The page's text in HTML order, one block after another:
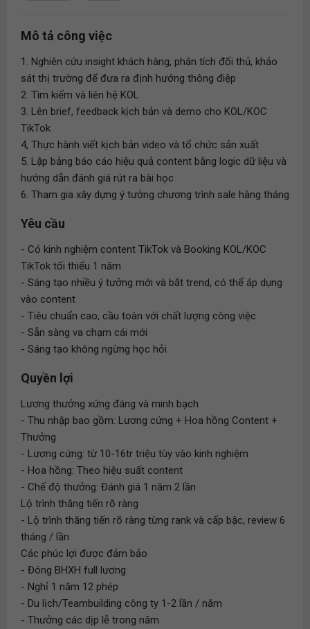
Mô tả công việc
1. Nghiên cứu insight khách hàng, phân tích đối thủ, khảo
sát thị trường để đưa ra định hướng thông điệp
2. Tìm kiếm và liên hệ KOL
3. Lên brief, feedback kịch bản và demo cho KOL/KOC
TikTok
4, Thực hành viết kịch bản video và tổ chức sản xuất
5. Lập bảng báo cáo hiệu quả content bằng logic dữ liệu và
hướng dẫn đánh giá rút ra bài học
6. Tham gia xây dựng ý tưởng chương trình sale hàng tháng
Yêu cầu
- Có kinh nghiệm content TikTok và Booking KOL/KOC
TikTok tối thiểu 1 năm
- Sáng tạo nhiều ý tưởng mới và bắt trend, có thể áp dụng
vào content
- Tiêu chuẩn cao, cầu toàn với chất lượng công việc
- Sẵn sàng va chạm cái mới
- Sáng tạo không ngừng học hỏi
Quyền lợi
Lương thưởng xứng đáng và minh bạch
- Thu nhập bao gồm: Lương cứng + Hoa hồng Content +
Thưởng
- Lương cứng: từ 10-16tr triệu tùy vào kinh nghiệm
- Hoa hồng: Theo hiệu suất content
- Chế độ thưởng: Đánh giá 1 năm 2 lần
Lộ trình thăng tiến rõ ràng
- Lộ trình thăng tiến rõ ràng từng rank và cấp bậc, review 6
tháng / lần
Các phúc lợi được đảm bảo
- Đóng BHXH full lương
- Nghỉ 1 năm 12 phép
- Du lịch/Teambuilding công ty 1-2 lần / năm
- Thưởng các dịp lễ trong năm